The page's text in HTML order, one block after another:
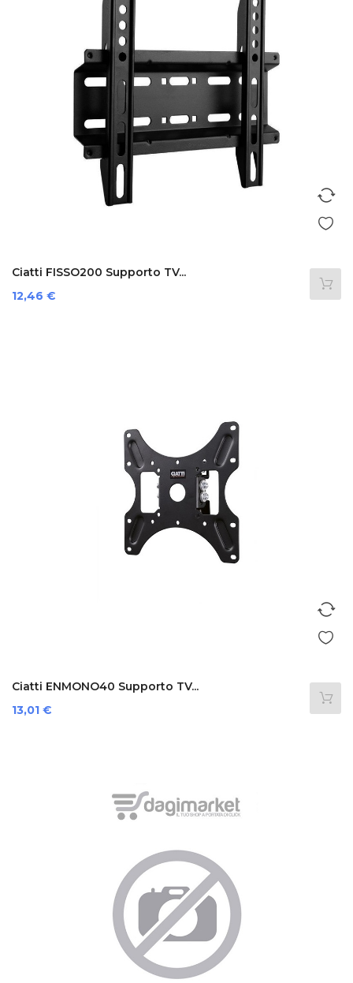
Ciatti FISSO200 Supporto TV...
Prezzo
12,46 €
Ciatti ENMONO40 Supporto TV...
Prezzo
13,01 €